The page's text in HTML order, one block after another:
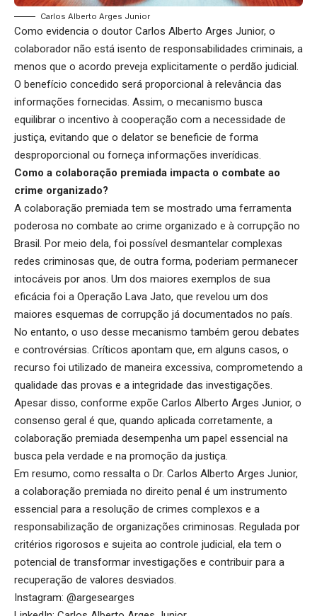
Carlos Alberto Arges Junior
Como evidencia o doutor Carlos Alberto Arges Junior, o
colaborador não está isento de responsabilidades criminais, a
menos que o acordo preveja explicitamente o perdão judicial.
O benefício concedido será proporcional à relevância das
informações fornecidas. Assim, o mecanismo busca
equilibrar o incentivo à cooperação com a necessidade de
justiça, evitando que o delator se beneficie de forma
desproporcional ou forneça informações inverídicas.
Como a colaboração premiada impacta o combate ao
crime organizado?
A colaboração premiada tem se mostrado uma ferramenta
poderosa no combate ao crime organizado e à corrupção no
Brasil. Por meio dela, foi possível desmantelar complexas
redes criminosas que, de outra forma, poderiam permanecer
intocáveis por anos. Um dos maiores exemplos de sua
eficácia foi a Operação Lava Jato, que revelou um dos
maiores esquemas de corrupção já documentados no país.
No entanto, o uso desse mecanismo também gerou debates
e controvérsias. Críticos apontam que, em alguns casos, o
recurso foi utilizado de maneira excessiva, comprometendo a
qualidade das provas e a integridade das investigações.
Apesar disso, conforme expõe Carlos Alberto Arges Junior, o
consenso geral é que, quando aplicada corretamente, a
colaboração premiada desempenha um papel essencial na
busca pela verdade e na promoção da justiça.
Em resumo, como ressalta o Dr. Carlos Alberto Arges Junior,
a colaboração premiada no direito penal é um instrumento
essencial para a resolução de crimes complexos e a
responsabilização de organizações criminosas. Regulada por
critérios rigorosos e sujeita ao controle judicial, ela tem o
potencial de transformar investigações e contribuir para a
recuperação de valores desviados.
Instagram: @argesearges